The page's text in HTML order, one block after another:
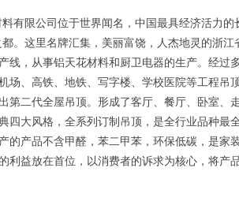
料有限公司位于世界闻名，中国最具经济活力
。这里名牌汇集，美丽富饶，人杰地灵的浙
线，从事铝天花材料和厨卫电器的生产。经过
场、高铁、地铁、写字楼、学校医院等工程吊
第二代全屋吊顶。形成了客厅、餐厅、卧室、
四大风格，全系列订制吊顶，是全行业品种
的产品不含甲醛，苯二甲苯，环保低碳，是家
利益放在首位，以消费者的诉求为核心，将